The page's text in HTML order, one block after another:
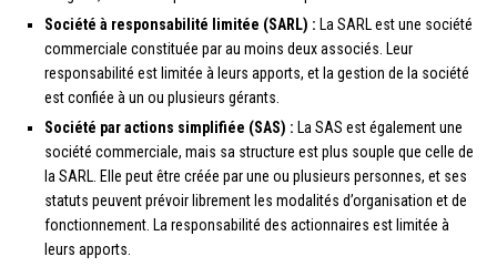
Société à responsabilité limitée (SARL) : La SARL est une société
commerciale constituée par au moins deux associés. Leur
responsabilité est limitée à leurs apports, et la gestion de la société
est confiée à un ou plusieurs gérants.
Société par actions simplifiée (SAS) : La SAS est également une
société commerciale, mais sa structure est plus souple que celle de
la SARL. Elle peut être créée par une ou plusieurs personnes, et ses
statuts peuvent prévoir librement les modalités d’organisation et de
fonctionnement. La responsabilité des actionnaires est limitée à
leurs apports.